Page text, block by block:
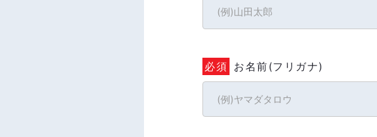
必須 お名前(フリガナ)